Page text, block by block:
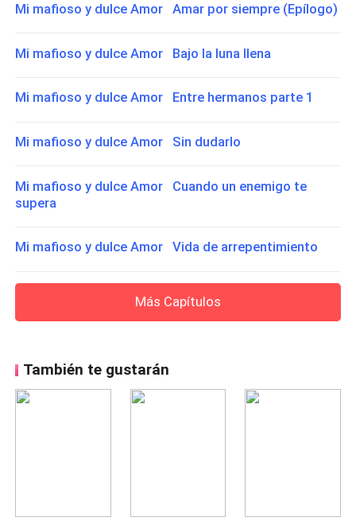
Mi mafioso y dulce Amor Amar por siempre (Epílogo)
Mi mafioso y dulce Amor Bajo la luna llena
Mi mafioso y dulce Amor Entre hermanos parte 1
Mi mafioso y dulce Amor Sin dudarlo
Mi mafioso y dulce Amor Cuando un enemigo te
supera
Mi mafioso y dulce Amor Vida de arrepentimiento
Más Capítulos
También te gustarán